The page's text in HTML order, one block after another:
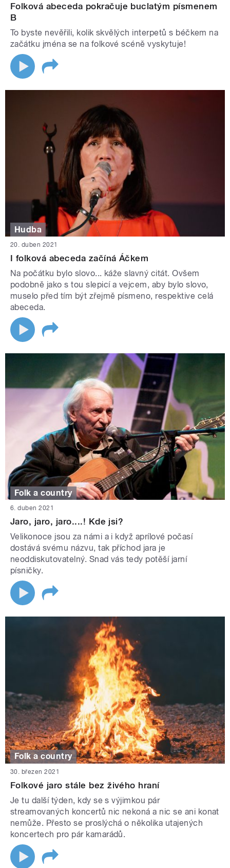
Folková abeceda pokračuje buclatým písmenem
B
To byste nevěřili, kolik skvělých interpetů s béčkem na
začátku jména se na folkové scéně vyskytuje!
Hudba
20. duben 2021
I folková abeceda začíná Áčkem
Na počátku bylo slovo... káže slavný citát. Ovšem
podobně jako s tou slepicí a vejcem, aby bylo slovo,
muselo před tím být zřejmě písmeno, respektive celá
abeceda.
Folk a country
6. duben 2021
Jaro, jaro, jaro....! Kde jsi?
Velikonoce jsou za námi a i když aprílové počasí
dostává svému názvu, tak příchod jara je
neoddiskutovatelný. Snad vás tedy potěší jarní
písničky.
Folk a country
30. březen 2021
Folkové jaro stále bez živého hraní
Je tu další týden, kdy se s výjimkou pár
streamovaných koncertů nic nekoná a nic se ani konat
nemůže. Přesto se proslýchá o několika utajených
koncertech pro pár kamarádů.